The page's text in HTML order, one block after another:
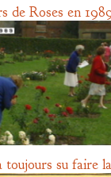
de Roses en
toujours su faire